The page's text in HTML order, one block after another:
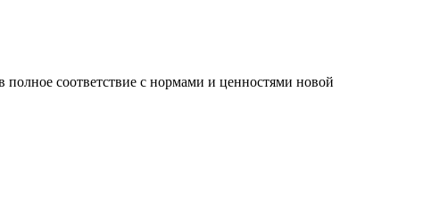
полное соответствие с нормами и ценностями новой